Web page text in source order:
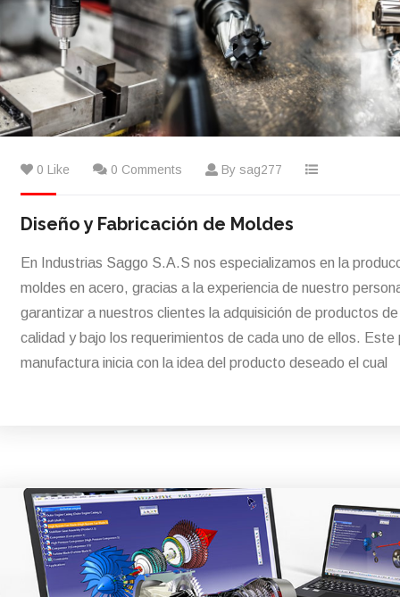
0 Like 0 Comments By sag277
Diseño y Fabricación de Moldes
En Industrias Saggo S.A.S nos especializamos en la
moldes en acero, gracias a la experiencia de nuestro
garantizar a nuestros clientes la adquisición de productos
calidad y bajo los requerimientos de cada uno de ellos. Este
manufactura inicia con la idea del producto deseado el cual